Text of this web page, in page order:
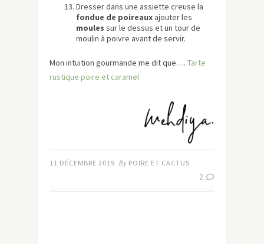
Dresser dans une assiette creuse la
fondue de poireaux ajouter les
moules sur le dessus et un tour de
moulin à poivre avant de servir.
Mon intuition gourmande me dit que…. Tarte
rustique poire et caramel
11 DÉCEMBRE 2019 By POIRE ET CACTUS
2